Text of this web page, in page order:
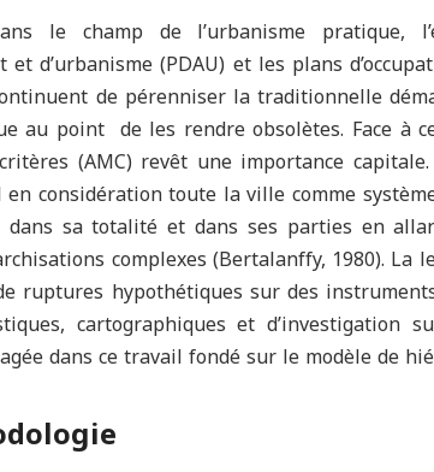
le champ de l’urbanisme pratique,
et d’urbanisme (PDAU) et les plans
de pérenniser la traditionnelle
au point de les rendre obsolètes. Face à
(AMC) revêt une importance
considération toute la ville comme
sa totalité et dans ses parties en
complexes (Bertalanffy, 1980). La
ruptures hypothétiques sur des
cartographiques et d’investigation
dans ce travail fondé sur le modèle de